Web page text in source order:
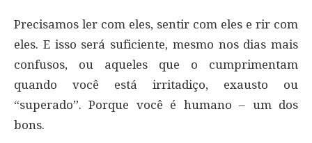
Precisamos ler com eles, sentir com eles e rir com
eles. E isso será suficiente, mesmo nos dias mais
confusos, ou aqueles que o cumprimentam
quando você está irritadiço, exausto ou
“superado”. Porque você é humano – um dos
bons.